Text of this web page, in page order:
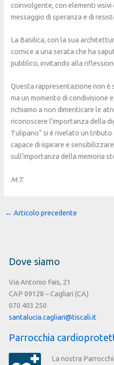
coinvolgente, con elementi
messaggio di speranza e di
La Basilica, con la sua
cornice a una serata che ha
pubblico, invitando alla
Questa rappresentazione non
ma un momento di condivisione
richiamo a non dimenticare le
riconoscere l’importanza della
Tulipano” si è rivelato un
capace di ispirare e
sull’importanza della memoria
M.T.
← Articolo precedente
Dove siamo
Via Antonio Fais, 21
CAP 09128 – Cagliari (CA)
070 403 250
santalucia.cagliari@tiscali.it
Parrocchia
La nostra